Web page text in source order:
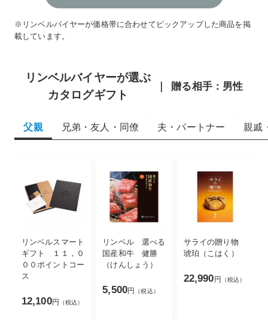
※リンベルバイヤーが価格帯に合わせてピックアップした商品を掲
載しています。
リンベルバイヤーが選ぶ
カタログギフト
贈る相手：男性
父親 兄弟・友人・同僚 夫・パートナー 親戚
リンベルスマート
ギフト １１，０
００ポイントコー
ス
12,100円 （税込）
リンベル 選べる
国産和牛 健勝
（けんしょう）
5,500円 （税込）
サライの贈り物
琥珀（こはく）
22,990 円 （税込）